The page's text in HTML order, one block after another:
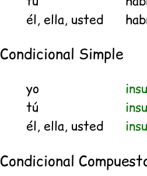
él, ella, usted
Condicional Simple
yo
tú
él, ella, usted
Condicional